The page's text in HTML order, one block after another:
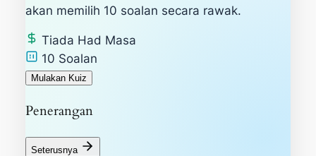
akan memilih 10 soalan secara rawak.
Tiada Had Masa
10 Soalan
Mulakan Kuiz
Penerangan
Seterusnya